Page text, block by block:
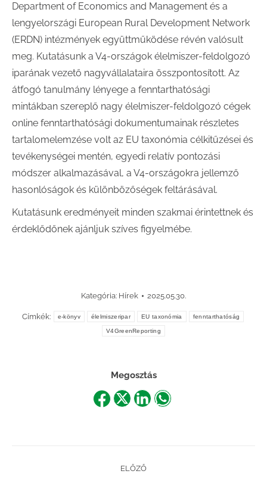
Department of Economics and Management és a
lengyelországi European Rural Development Network
(ERDN) intézmények együttműködése révén valósult
meg. Kutatásunk a V4-országok élelmiszer-feldolgozó
iparának vezető nagyvállalataira összpontosított. Az
átfogó tanulmány lényege a fenntarthatósági
mintákban szereplő nagy élelmiszer-feldolgozó cégek
online fenntarthatósági dokumentumainak részletes
tartalomelemzése volt az EU taxonómia célkitűzései és
tevékenységei mentén, egyedi relatív pontozási
módszer alkalmazásával, a V4-országokra jellemző
hasonlóságok és különbözőségek feltárásával.
Kutatásunk eredményeit minden szakmai érintettnek és
érdeklődőnek ajánljuk szíves figyelmébe.
Kategória: Hírek 2025.05.30.
Címkék: e-könyv élelmiszeripar EU taxonómia fenntarthatóság
V4GreenReporting
Megosztás
ShareShareShareShare
ELŐZŐ